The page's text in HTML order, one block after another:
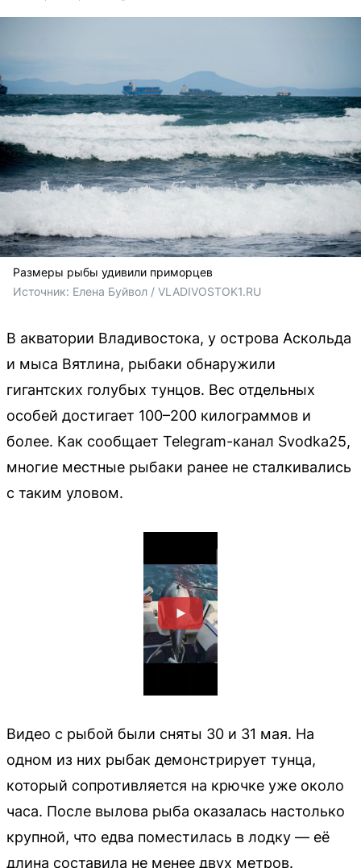
Размеры рыбы удивили приморцев
Источник: Елена Буйвол / VLADIVOSTOK1.RU
В акватории Владивостока, у острова Аскольда
и мыса Вятлина, рыбаки обнаружили
гигантских голубых тунцов. Вес отдельных
особей достигает 100–200 килограммов и
более. Как сообщает Telegram-канал Svodka25,
многие местные рыбаки ранее не сталкивались
с таким уловом.
Видео с рыбой были сняты 30 и 31 мая. На
одном из них рыбак демонстрирует тунца,
который сопротивляется на крючке уже около
часа. После вылова рыба оказалась настолько
крупной, что едва поместилась в лодку — её
длина составила не менее двух метров.